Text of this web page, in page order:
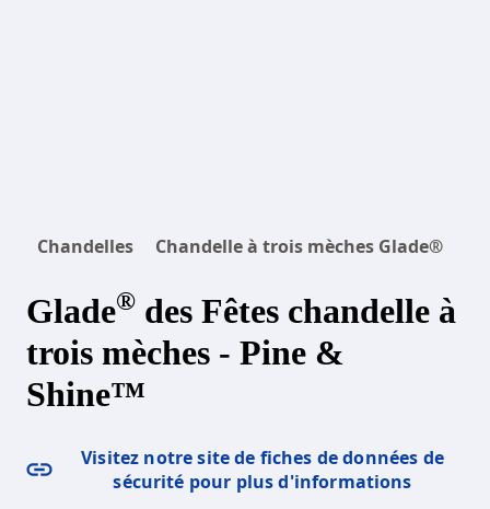
Chandelles Chandelle à trois mèches Glade®
Glade® des Fêtes chandelle à
trois mèches - Pine &
Shine™
Visitez notre site de fiches de données de
sécurité pour plus d'informations